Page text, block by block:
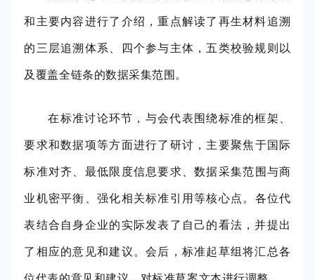
和主要内容进行了介绍，重点解读了再生材料追溯
的三层追溯体系、四个参与主体，五类校验规则以
及覆盖全链条的数据采集范围。
在标准讨论环节，与会代表围绕标准的框架、
要求和数据项等方面进行了研讨 ， 主要聚焦于国际
标准对齐、最低限度信息要求 、数据采集范围与商
业机密平衡 、强化相关标准引用等核心点 。各位代
表结合自身企业的实际发表了自己的看法，并提出
了相应的意见和建议。会后，标准起草组将汇总各